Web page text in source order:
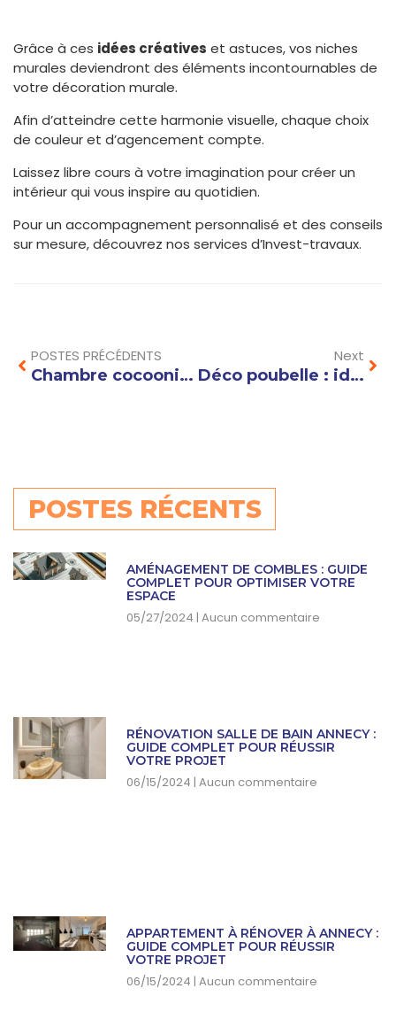
Grâce à ces idées créatives et astuces, vos niches
murales deviendront des éléments incontournables de
votre décoration murale.
Afin d’atteindre cette harmonie visuelle, chaque choix
de couleur et d’agencement compte.
Laissez libre cours à votre imagination pour créer un
intérieur qui vous inspire au quotidien.
Pour un accompagnement personnalisé et des conseils
sur mesure, découvrez nos services d’Invest-travaux.
POSTES PRÉCÉDENTS
Chambre cocooning Pinterest : idées et inspirations pour une déco chaleureuse
Next
Déco poubelle : idées originales pour intégrer votre bac à ordure dans votre intérieur avec style
POSTES RÉCENTS
AMÉNAGEMENT DE COMBLES : GUIDE
COMPLET POUR OPTIMISER VOTRE
ESPACE
05/27/2024 Aucun commentaire
RÉNOVATION SALLE DE BAIN ANNECY :
GUIDE COMPLET POUR RÉUSSIR
VOTRE PROJET
06/15/2024 Aucun commentaire
APPARTEMENT À RÉNOVER À ANNECY :
GUIDE COMPLET POUR RÉUSSIR
VOTRE PROJET
06/15/2024 Aucun commentaire